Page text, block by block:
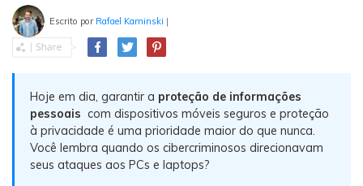
Loja
Suporte
Transferência de celular
de celular para outro, celular para computador e
vice-versa.
Backup e restauração
Preços para empresas
Preços Educacionais
Mais suporte
Blogs
Temas em Destaque
Temas em Destaque
Concursos e eventos
Download
Escrito por Rafael Kaminski |
Hoje em dia, garantir a proteção de informações
pessoais com dispositivos móveis seguros e proteção
à privacidade é uma prioridade maior do que nunca.
Você lembra quando os cibercriminosos direcionavam
seus ataques aos PCs e laptops?